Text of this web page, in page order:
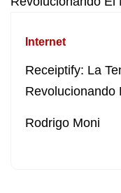
Internet
Receiptify: La
Revolucionando
Rodrigo Moni